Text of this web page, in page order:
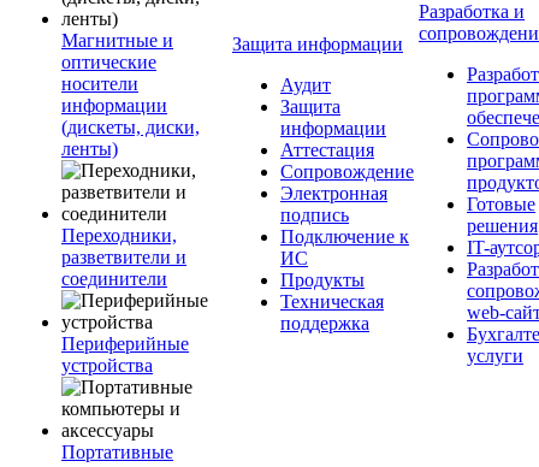
Магнитные и
оптические
носители
информации
(дискеты, диски,
ленты)
Переходники,
разветвители и
соединители
Периферийные
устройства
Портативные
Защита информации
Аудит
Защита
информации
Аттестация
Сопровождение
Электронная
подпись
Подключение к
ИС
Продукты
Техническая
поддержка
Разработка и
Готовые
решения
IT-
web-
услуги